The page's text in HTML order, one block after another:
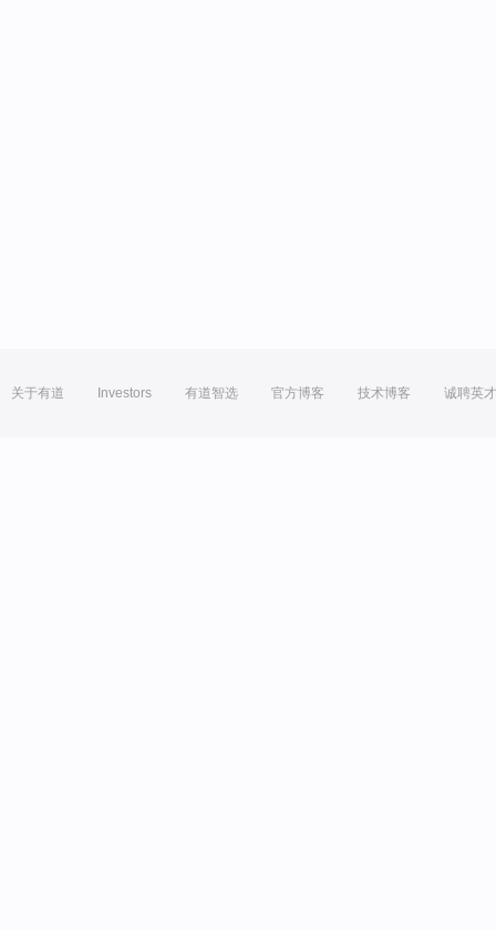
关于有道 Investors 有道智选 官方博客 技术博客 诚聘英才